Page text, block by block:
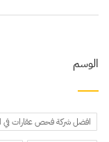
الوسم
افضل شركة فحص عقارات في